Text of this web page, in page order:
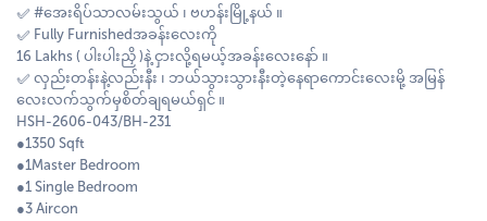
✅️ #အေးရိပ်သာလမ်းသွယ် ၊ ဗဟန်းမြို့နယ် ။
✅️ Fully Furnishedအခန်း​လေးကို
16 Lakhs ( ပါးပါးညှိ )နဲ့ ငှားလို့ရမယ့်အခန်း​လေး​နော် ။
✅️ လှည်းတန်းနဲ့လည်းနီး ၊ ဘယ်သွားသွားနီးတဲ့​နေရာ​ကောင်း​လေးမို့ အမြန်​
လေးလက်သွက်မှစိတ်ချရမယ်ရှင် ။
HSH-2606-043/BH-231
●1350 Sqft
●1Master Bedroom
●1 Single Bedroom
●3 Aircon